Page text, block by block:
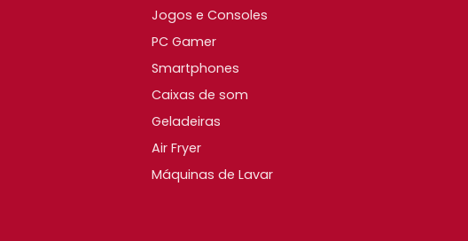
Jogos e Consoles
PC Gamer
Smartphones
Caixas de som
Geladeiras
Air Fryer
Máquinas de Lavar